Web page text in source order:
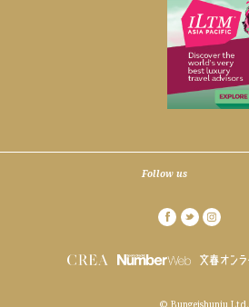
Follow us
© Bungeishunju Ltd.